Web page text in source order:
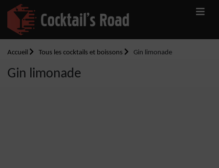
Accueil Tous les cocktails et boissons Gin limonade
Gin limonade